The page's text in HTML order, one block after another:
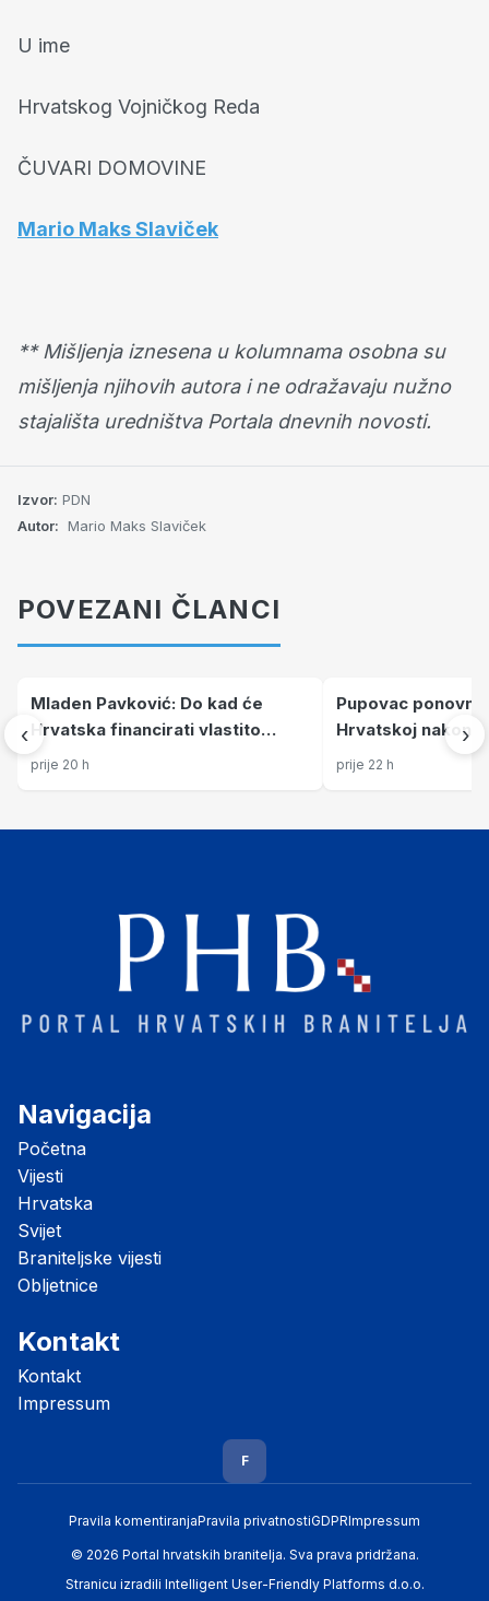
U ime
Hrvatskog Vojničkog Reda
ČUVARI DOMOVINE
Mario Maks Slaviček
** Mišljenja iznesena u kolumnama osobna su
mišljenja njihovih autora i ne odražavaju nužno
stajališta uredništva Portala dnevnih novosti.
Izvor: PDN
Autor: Mario Maks Slaviček
POVEZANI ČLANCI
‹
Mladen Pavković: Do kad će
Hrvatska financirati vlastito
blaćenje?
prije 20 h
Pupovac
Hrvatskoj nakon
Srbije i dalje
prije 22 h
›
Navigacija
Početna
Vijesti
Hrvatska
Svijet
Braniteljske vijesti
Obljetnice
Kontakt
Kontakt
Impressum
F
Pravila komentiranjaPravila privatnostiGDPRImpressum
© 2026 Portal hrvatskih branitelja. Sva prava pridržana.
Stranicu izradili Intelligent User-Friendly Platforms d.o.o.